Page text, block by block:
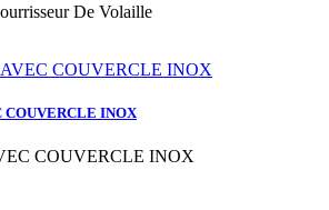
De Volaille
COUVERCLE INOX
COUVERCLE INOX